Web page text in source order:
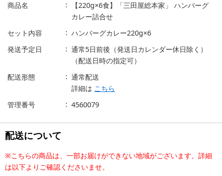
商品名
【220g×6食】「三田屋総本家」 ハンバーグ
カレー詰合せ
セット内容
ハンバーグカレー220g×6
発送予定日
通常5日前後（発送日カレンダー休日除く）
（配送日時の指定可）
配送形態
通常配送
詳細は こちら
管理番号
4560079
配送について
※こちらの商品は、一部お届けができない地域がございます。詳細
は以下よりご確認くださいませ。